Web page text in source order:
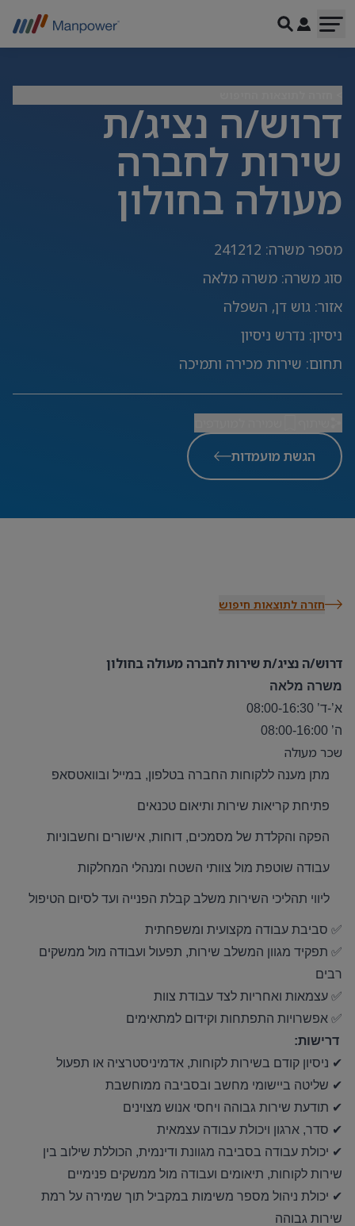
דרוש/ה נציג/ת
שירות לחברה
מעולה בחולון
מספר משרה:
241212
סוג משרה: משרה מלאה
אזור: גוש דן, השפלה
ניסיון: נדרש ניסיון
תחום: שירות מכירה ותמיכה
הגשת מועמדות
חזרה לתוצאות חיפוש
דרוש/ה נציג/ת שירות לחברה מעולה בחולון
משרה מלאה
א’-ד’ 08:00-16:30
ה’ 08:00-16:00
שכר מעולה
מתן מענה ללקוחות החברה בטלפון, במייל ובוואטסאפ
פתיחת קריאות שירות ותיאום טכנאים
הפקה והקלדת של מסמכים, דוחות, אישורים וחשבוניות
עבודה שוטפת מול צוותי השטח ומנהלי המחלקות
ליווי תהליכי השירות משלב קבלת הפנייה ועד לסיום הטיפול
✅ סביבת עבודה מקצועית ומשפחתית
✅ תפקיד מגוון המשלב שירות, תפעול ועבודה מול ממשקים
רבים
✅ עצמאות ואחריות לצד עבודת צוות
✅ אפשרויות התפתחות וקידום למתאימים
דרישות:
✔ ניסיון קודם בשירות לקוחות, אדמיניסטרציה או תפעול
✔ שליטה ביישומי מחשב ובסביבה ממוחשבת
✔ תודעת שירות גבוהה ויחסי אנוש מצוינים
✔ סדר, ארגון ויכולת עבודה עצמאית
✔ יכולת עבודה בסביבה מגוונת ודינמית, הכוללת שילוב בין
שירות לקוחות, תיאומים ועבודה מול ממשקים פנימיים
✔ יכולת ניהול מספר משימות במקביל תוך שמירה על רמת
שירות גבוהה